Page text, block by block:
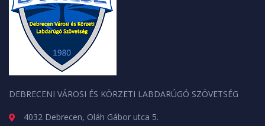
DEBRECENI VÁROSI ÉS KÖRZETI LABDARÚGÓ SZÖVETSÉG
4032 Debrecen, Oláh Gábor utca 5.